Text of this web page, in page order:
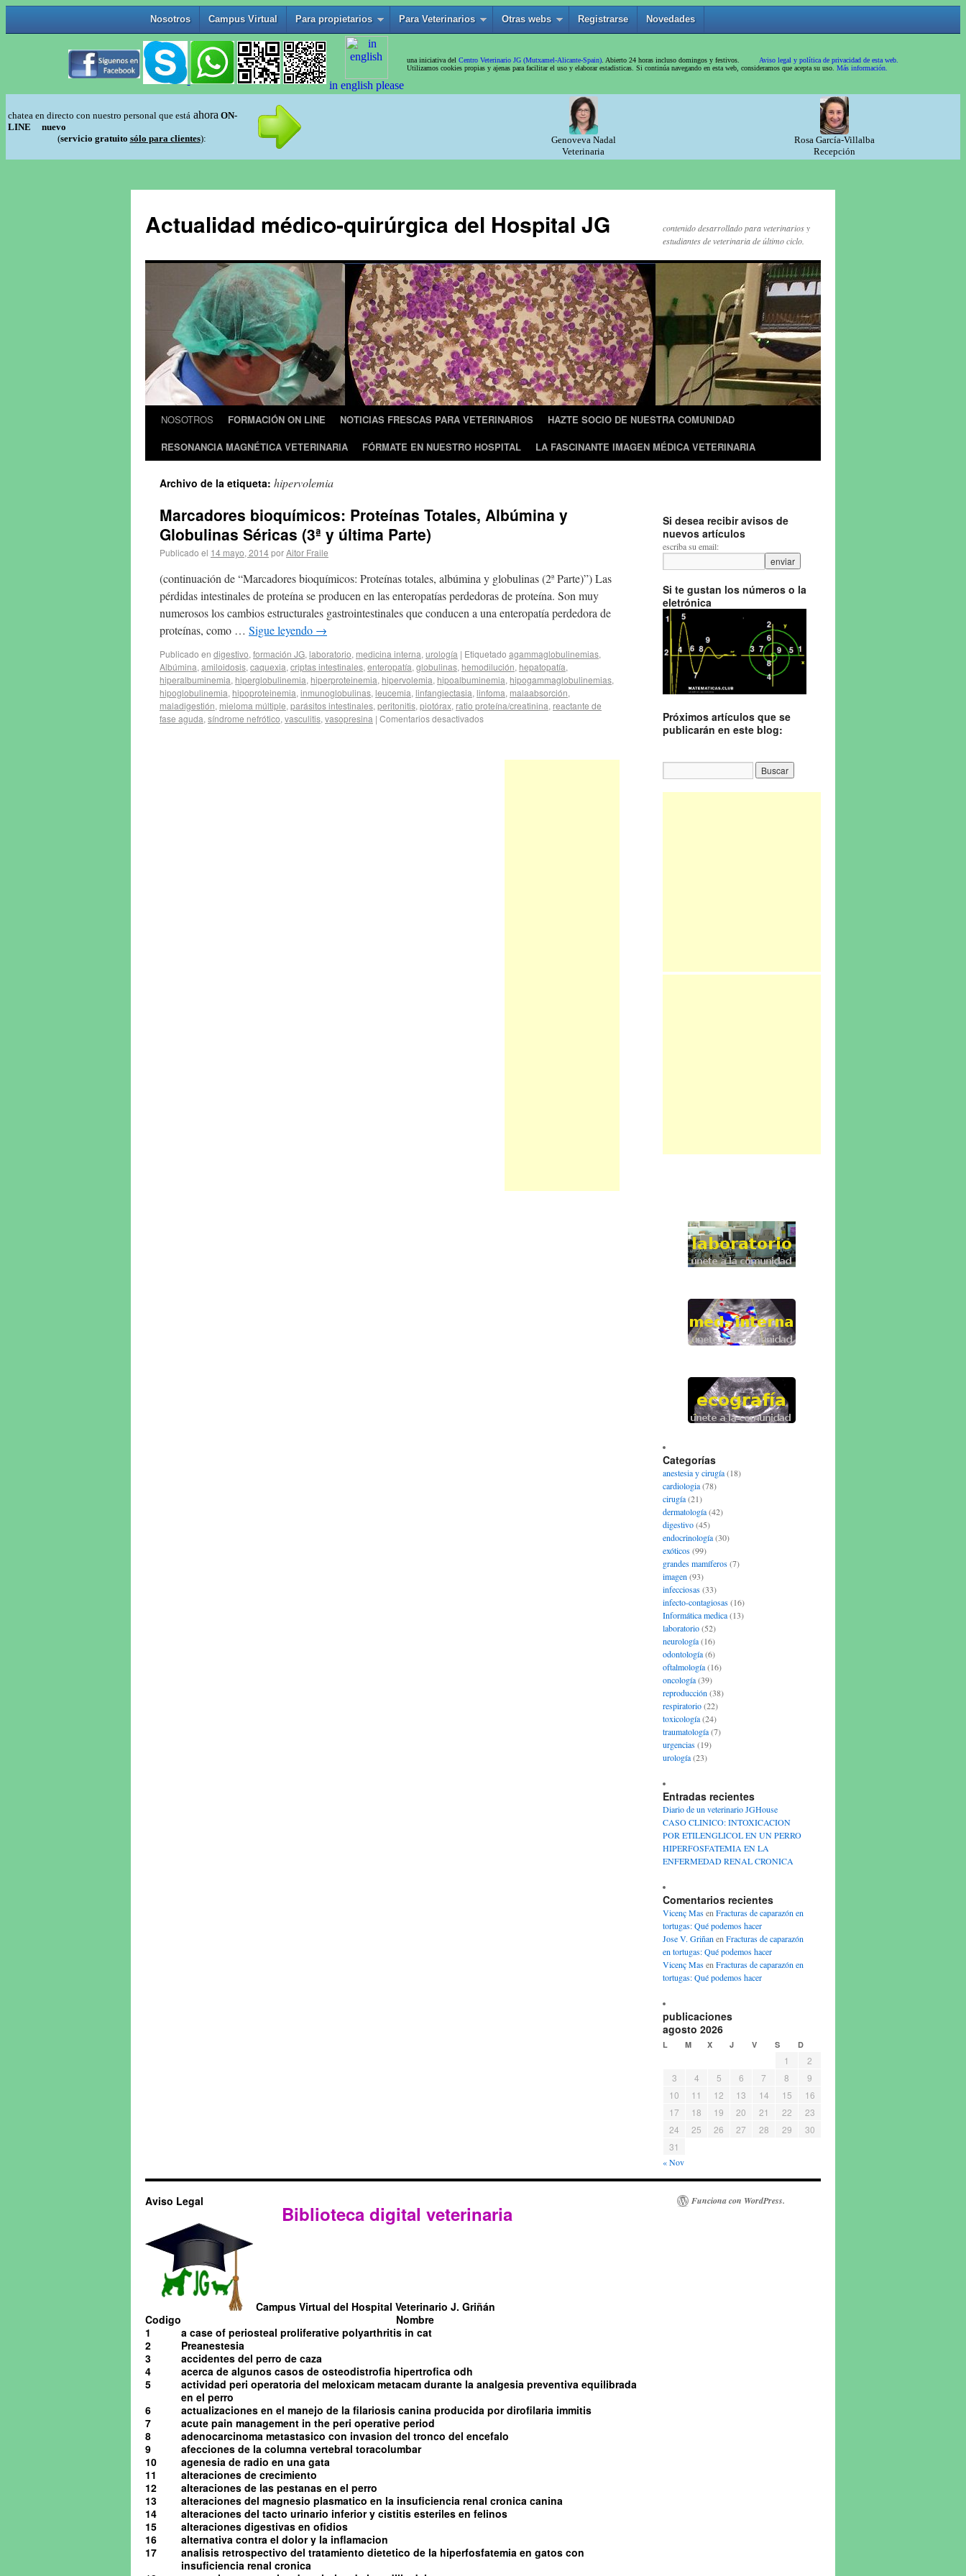
Actualidad médico-quirúrgica del Hospital JG
contenido desarrollado para veterinarios y
estudiantes de veterinaria de último ciclo.
NOSOTROS FORMACIÓN ON LINE NOTICIAS FRESCAS PARA VETERINARIOS
HAZTE SOCIO DE NUESTRA COMUNIDAD
RESONANCIA MAGNÉTICA VETERINARIA
FÓRMATE EN NUESTRO HOSPITAL LA FASCINANTE IMAGEN MÉDICA VETERINARIA
Archivo de la etiqueta: hipervolemia
Marcadores bioquímicos: Proteínas Totales, Albúmina y
Globulinas Séricas (3ª y última Parte)
Publicado el 14 mayo, 2014porAitor Fraile
(continuación de “Marcadores bioquímicos: Proteínas totales, albúmina y globulinas (2ª Parte)”) Las
pérdidas intestinales de proteína se producen en las enteropatías perdedoras de proteína. Son muy
numerosos los cambios estructurales gastrointestinales que conducen a una enteropatía perdedora de
proteínas, como … Sigue leyendo →
Publicado en digestivo, formación JG, laboratorio, medicina interna, urología | Etiquetado agammaglobulinemias,
Albúmina, amiloidosis, caquexia, criptas intestinales, enteropatía, globulinas, hemodilución, hepatopatía,
hiperalbuminemia, hiperglobulinemia, hiperproteinemia, hipervolemia, hipoalbuminemia, hipogammaglobulinemias,
hipoglobulinemia, hipoproteinemia, inmunoglobulinas, leucemia, linfangiectasia, linfoma, malaabsorción,
maladigestión, mieloma múltiple, parásitos intestinales, peritonitis, piotórax, ratio proteína/creatinina, reactante de
fase aguda, síndrome nefrótico, vasculitis, vasopresina | Comentarios desactivados
Si desea recibir avisos de
nuevos artículos
escriba su email:
Si te gustan los números o la
eletrónica
Próximos artículos que se
publicarán en este blog:
Categorías
anestesia y cirugía(18)
cardiologia(78)
cirugía(21)
dermatología(42)
digestivo(45)
endocrinología(30)
exóticos(99)
grandes mamíferos(7)
imagen (93)
infecciosas(33)
infecto-contagiosas(16)
Informática medica(13)
laboratorio(52)
neurología(16)
odontología(6)
oftalmología(16)
oncología(39)
reproducción (38)
respiratorio(22)
toxicología(24)
traumatología(7)
urgencias(19)
urología(23)
Entradas recientes
Diario de un veterinario JGHouse
CASO CLINICO: INTOXICACION
POR ETILENGLICOL EN UN PERRO
HIPERFOSFATEMIA EN LA
ENFERMEDAD RENAL CRONICA
Comentarios recientes
Vicenç Masen Fracturas de caparazón en
tortugas: Qué podemos hacer
Jose V. Griñan en Fracturas de caparazón
en tortugas: Qué podemos hacer
Vicenç Masen Fracturas de caparazón en
tortugas: Qué podemos hacer
publicaciones
agosto 2026
L M X J V S D
1
2
3
4 5 6 7 8
9
10
11 12 13 14 15
16
17
18 19 20 21 22
23
24
25 26 27 28 29
30
31
« Nov
Aviso Legal
Biblioteca digital veterinaria
Campus Virtual del Hospital Veterinario J. Griñán
Codigo
Nombre
1
a case of periosteal proliferative polyarthritis in cat
2
Preanestesia
3
accidentes del perro de caza
4
acerca de algunos casos de osteodistrofia hipertrofica odh
5
actividad peri operatoria del meloxicam metacam durante la analgesia preventiva equilibrada
en el perro
6
actualizaciones en el manejo de la filariosis canina producida por dirofilaria immitis
7
acute pain management in the peri operative period
8
adenocarcinoma metastasico con invasion del tronco del encefalo
9
afecciones de la columna vertebral toracolumbar
10
agenesia de radio en una gata
11
alteraciones de crecimiento
12
alteraciones de las pestanas en el perro
13
alteraciones del magnesio plasmatico en la insuficiencia renal cronica canina
14
alteraciones del tacto urinario inferior y cistitis esteriles en felinos
15
alteraciones digestivas en ofidios
16
alternativa contra el dolor y la inflamacion
17
analisis retrospectivo del tratamiento dietetico de la hiperfosfatemia en gatos con
insuficiencia renal cronica
Funciona con WordPress.